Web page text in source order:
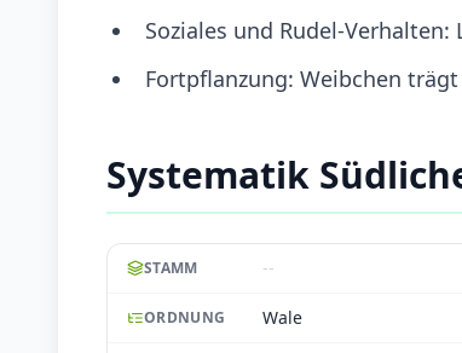
Soziales und Rudel-
Fortpflanzung: Weibchen
Systematik
STAMM --
ORDNUNG Wale